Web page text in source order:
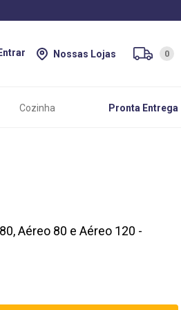
Entrar Nossas Lojas 0
Cozinha Pronta Entrega
Aéreo 80 e Aéreo 120 -